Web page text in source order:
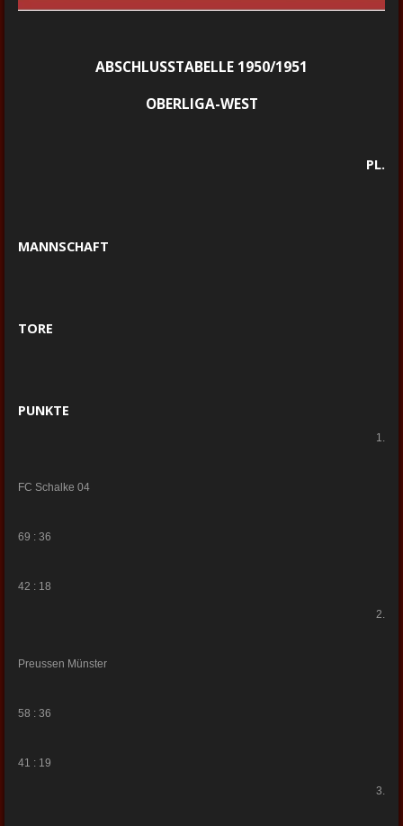
ABSCHLUSSTABELLE 1950/1951
OBERLIGA-WEST
PL.
MANNSCHAFT
TORE
PUNKTE
1.
FC Schalke 04
69 : 36
42 : 18
2.
Preussen Münster
58 : 36
41 : 19
3.